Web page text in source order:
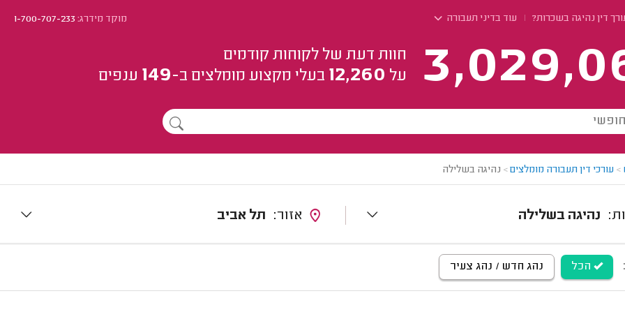
דין נהיגה בשכרות? עוד בדיני תעבורה מוקד מידרג:1-700-707-233
חוות דעת של לקוחות קודמים
על 12,260 בעלי מקצוע מומלצים ב-149 ענפים
> עורכי דין תעבורה מומלצים> נהיגה בשלילה
נהיגה בשלילה תל אביב
הכל נהג חדש / נהג צעיר